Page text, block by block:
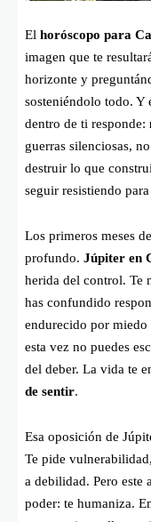
El horóscopo para
imagen que te
horizonte y
sosteniéndolo todo. Y
dentro de ti responde:
guerras silenciosas,
destruir lo que
seguir resistiendo
Los primeros meses
profundo. Júpiter en
herida del control. Te
has confundido
endurecido por miedo
esta vez no puedes
del deber. La vida te
de sentir.
Esa oposición de
Te pide
a debilidad. Pero este
poder: te humaniza.